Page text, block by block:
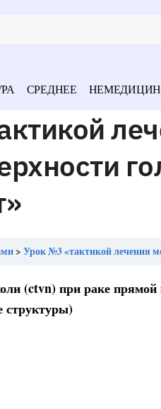
СРЕДНЕЕ
Урок №3 «тактикой лечения
(ctvn) при раке